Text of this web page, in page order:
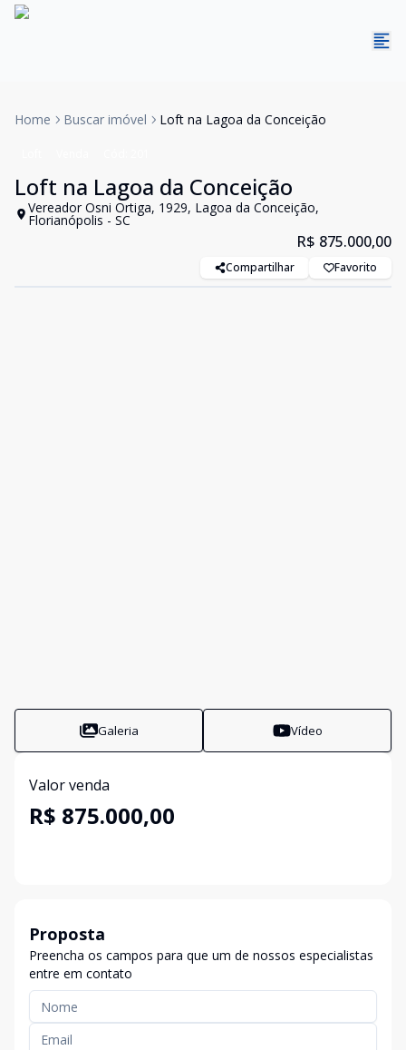
Home Buscar imóvel Loft na Lagoa da Conceição
Loft na Lagoa da Conceição
Vereador Osni Ortiga, 1929, Lagoa da Conceição,
Florianópolis - SC
R$ 875.000,00
Compartilhar Favorito
Galeria Vídeo
Valor venda
R$ 875.000,00
Proposta
Preencha os campos para que um de nossos especialistas
entre em contato